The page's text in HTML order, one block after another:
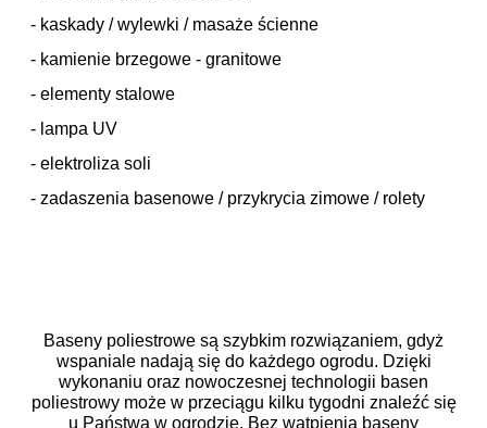
- kaskady / wylewki / masaże ścienne
- kamienie brzegowe - granitowe
- elementy stalowe
- lampa UV
- elektroliza soli
- zadaszenia basenowe / przykrycia zimowe / rolety
Baseny poliestrowe są szybkim rozwiązaniem, gdyż
wspaniale nadają się do każdego ogrodu. Dzięki
wykonaniu oraz nowoczesnej technologii basen
poliestrowy może w przeciągu kilku tygodni znaleźć się
u Państwa w ogrodzie. Bez wątpienia baseny